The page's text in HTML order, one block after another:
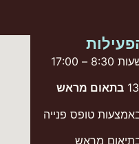
17:00
בתאום מראש
טופס פנייה
מראש